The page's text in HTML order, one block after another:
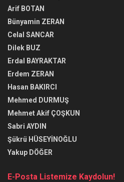
Arif BOTAN
Bünyamin ZERAN
Celal SANCAR
Dilek BUZ
Erdal BAYRAKTAR
Erdem ZERAN
Hasan BAKIRCI
Mehmed DURMUŞ
Mehmet Akif ÇOŞKUN
Sabri AYDIN
Şükrü HÜSEYİNOĞLU
Yakup DÖĞER
E-Posta Listemize Kaydolun!